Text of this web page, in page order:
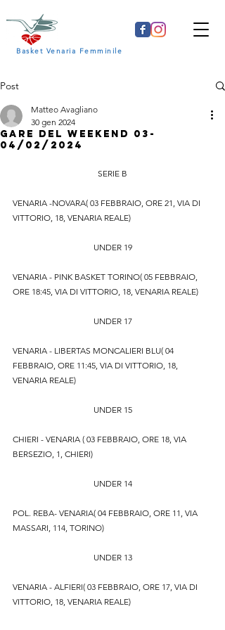
Basket Venaria Femminile
Post
GARE DEL WEEKEND 03-
04/02/2024
Matteo Avagliano
30 gen 2024
SERIE B
VENARIA -NOVARA( 03 FEBBRAIO, ORE 21, VIA DI
VITTORIO, 18, VENARIA REALE)
UNDER 19
VENARIA - PINK BASKET TORINO( 05 FEBBRAIO,
ORE 18:45, VIA DI VITTORIO, 18, VENARIA REALE)
UNDER 17
VENARIA - LIBERTAS MONCALIERI BLU( 04
FEBBRAIO, ORE 11:45, VIA DI VITTORIO, 18,
VENARIA REALE)
UNDER 15
CHIERI - VENARIA ( 03 FEBBRAIO, ORE 18, VIA
BERSEZIO, 1, CHIERI)
UNDER 14
POL. REBA- VENARIA( 04 FEBBRAIO, ORE 11, VIA
MASSARI, 114, TORINO)
UNDER 13
VENARIA - ALFIERI( 03 FEBBRAIO, ORE 17, VIA DI
VITTORIO, 18, VENARIA REALE)